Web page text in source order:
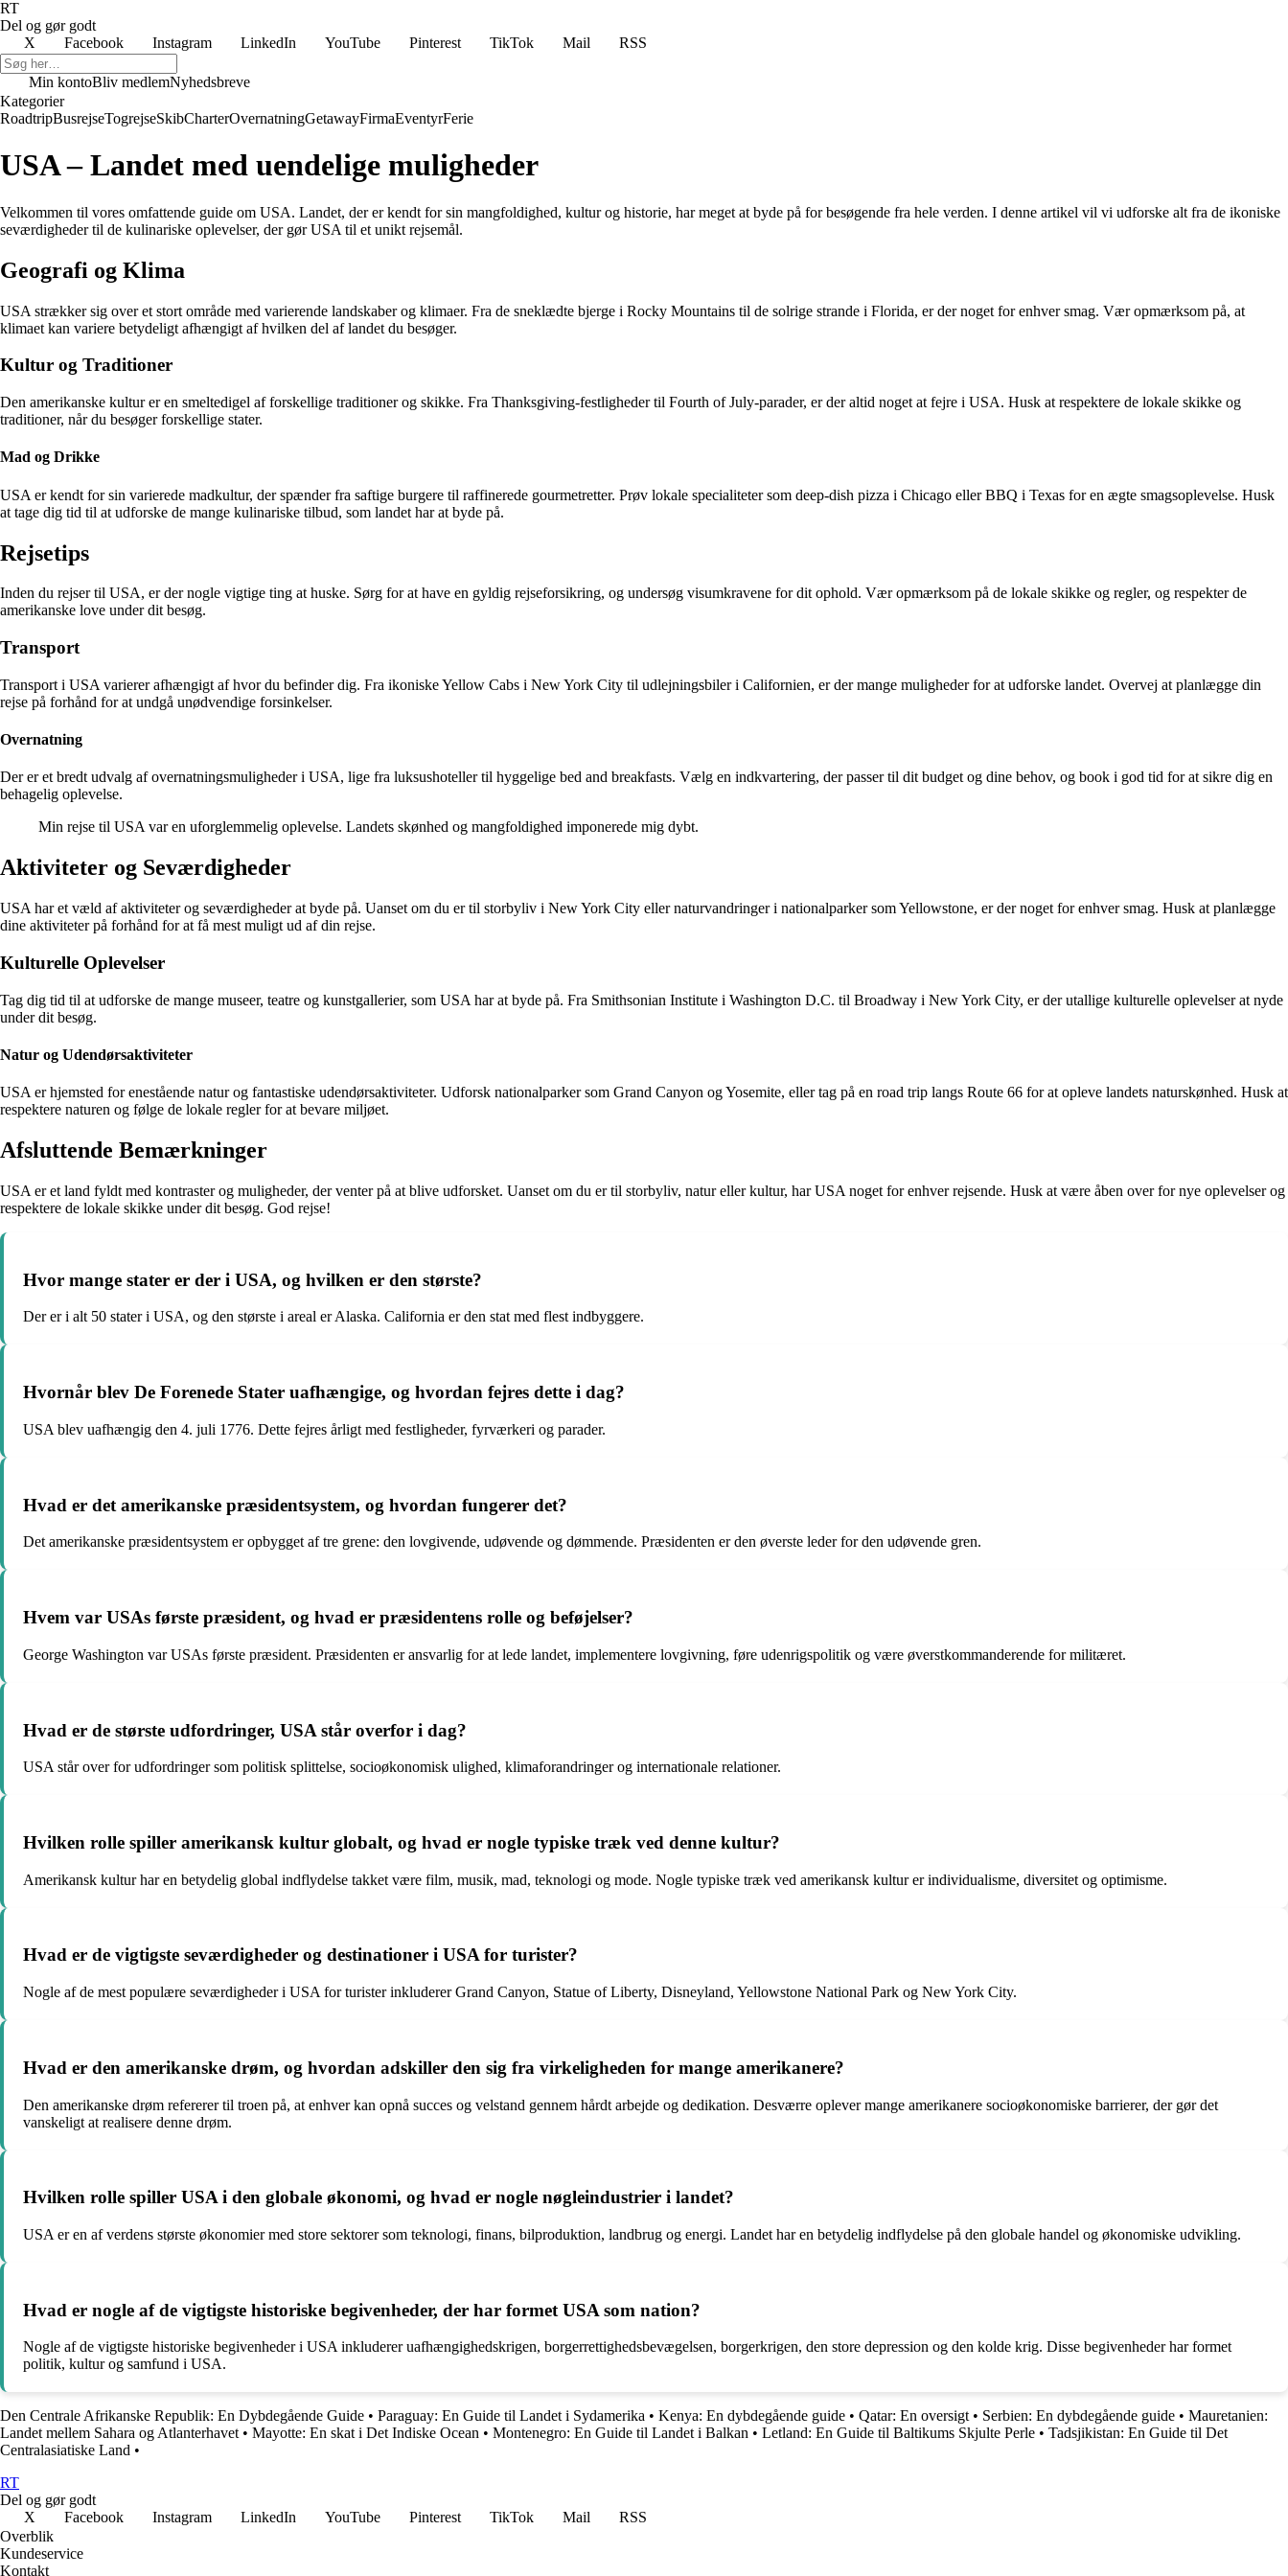
RT
Del og gør godt
X
Facebook Instagram LinkedIn YouTube Pinterest TikTok Mail RSS
Min kontoBliv medlemNyhedsbreve
Kategorier
RoadtripBusrejseTogrejseSkibCharterOvernatningGetawayFirmaEventyrFerie
USA – Landet med uendelige muligheder
Velkommen til vores omfattende guide om USA. Landet, der er kendt for sin mangfoldighed, kultur og historie, har meget at byde på for besøgende fra hele verden. I denne artikel vil vi udforske alt fra de ikoniske
seværdigheder til de kulinariske oplevelser, der gør USA til et unikt rejsemål.
Geografi og Klima
USA strækker sig over et stort område med varierende landskaber og klimaer. Fra de sneklædte bjerge i Rocky Mountains til de solrige strande i Florida, er der noget for enhver smag. Vær opmærksom på, at
klimaet kan variere betydeligt afhængigt af hvilken del af landet du besøger.
Kultur og Traditioner
Den amerikanske kultur er en smeltedigel af forskellige traditioner og skikke. Fra Thanksgiving-festligheder til Fourth of July-parader, er der altid noget at fejre i USA. Husk at respektere de lokale skikke og
traditioner, når du besøger forskellige stater.
Mad og Drikke
USA er kendt for sin varierede madkultur, der spænder fra saftige burgere til raffinerede gourmetretter. Prøv lokale specialiteter som deep-dish pizza i Chicago eller BBQ i Texas for en ægte smagsoplevelse. Husk
at tage dig tid til at udforske de mange kulinariske tilbud, som landet har at byde på.
Rejsetips
Inden du rejser til USA, er der nogle vigtige ting at huske. Sørg for at have en gyldig rejseforsikring, og undersøg visumkravene for dit ophold. Vær opmærksom på de lokale skikke og regler, og respekter de
amerikanske love under dit besøg.
Transport
Transport i USA varierer afhængigt af hvor du befinder dig. Fra ikoniske Yellow Cabs i New York City til udlejningsbiler i Californien, er der mange muligheder for at udforske landet. Overvej at planlægge din
rejse på forhånd for at undgå unødvendige forsinkelser.
Overnatning
Der er et bredt udvalg af overnatningsmuligheder i USA, lige fra luksushoteller til hyggelige bed and breakfasts. Vælg en indkvartering, der passer til dit budget og dine behov, og book i god tid for at sikre dig en
behagelig oplevelse.
Min rejse til USA var en uforglemmelig oplevelse. Landets skønhed og mangfoldighed imponerede mig dybt.
Aktiviteter og Seværdigheder
USA har et væld af aktiviteter og seværdigheder at byde på. Uanset om du er til storbyliv i New York City eller naturvandringer i nationalparker som Yellowstone, er der noget for enhver smag. Husk at planlægge
dine aktiviteter på forhånd for at få mest muligt ud af din rejse.
Kulturelle Oplevelser
Tag dig tid til at udforske de mange museer, teatre og kunstgallerier, som USA har at byde på. Fra Smithsonian Institute i Washington D.C. til Broadway i New York City, er der utallige kulturelle oplevelser at nyde
under dit besøg.
Natur og Udendørsaktiviteter
USA er hjemsted for enestående natur og fantastiske udendørsaktiviteter. Udforsk nationalparker som Grand Canyon og Yosemite, eller tag på en road trip langs Route 66 for at opleve landets naturskønhed. Husk at
respektere naturen og følge de lokale regler for at bevare miljøet.
Afsluttende Bemærkninger
USA er et land fyldt med kontraster og muligheder, der venter på at blive udforsket. Uanset om du er til storbyliv, natur eller kultur, har USA noget for enhver rejsende. Husk at være åben over for nye oplevelser og
respektere de lokale skikke under dit besøg. God rejse!
Hvor mange stater er der i USA, og hvilken er den største?
Der er i alt 50 stater i USA, og den største i areal er Alaska. California er den stat med flest indbyggere.
Hvornår blev De Forenede Stater uafhængige, og hvordan fejres dette i dag?
USA blev uafhængig den 4. juli 1776. Dette fejres årligt med festligheder, fyrværkeri og parader.
Hvad er det amerikanske præsidentsystem, og hvordan fungerer det?
Det amerikanske præsidentsystem er opbygget af tre grene: den lovgivende, udøvende og dømmende. Præsidenten er den øverste leder for den udøvende gren.
Hvem var USAs første præsident, og hvad er præsidentens rolle og beføjelser?
George Washington var USAs første præsident. Præsidenten er ansvarlig for at lede landet, implementere lovgivning, føre udenrigspolitik og være øverstkommanderende for militæret.
Hvad er de største udfordringer, USA står overfor i dag?
USA står over for udfordringer som politisk splittelse, socioøkonomisk ulighed, klimaforandringer og internationale relationer.
Hvilken rolle spiller amerikansk kultur globalt, og hvad er nogle typiske træk ved denne kultur?
Amerikansk kultur har en betydelig global indflydelse takket være film, musik, mad, teknologi og mode. Nogle typiske træk ved amerikansk kultur er individualisme, diversitet og optimisme.
Hvad er de vigtigste seværdigheder og destinationer i USA for turister?
Nogle af de mest populære seværdigheder i USA for turister inkluderer Grand Canyon, Statue of Liberty, Disneyland, Yellowstone National Park og New York City.
Hvad er den amerikanske drøm, og hvordan adskiller den sig fra virkeligheden for mange amerikanere?
Den amerikanske drøm refererer til troen på, at enhver kan opnå succes og velstand gennem hårdt arbejde og dedikation. Desværre oplever mange amerikanere socioøkonomiske barrierer, der gør det
vanskeligt at realisere denne drøm.
Hvilken rolle spiller USA i den globale økonomi, og hvad er nogle nøgleindustrier i landet?
USA er en af verdens største økonomier med store sektorer som teknologi, finans, bilproduktion, landbrug og energi. Landet har en betydelig indflydelse på den globale handel og økonomiske udvikling.
Hvad er nogle af de vigtigste historiske begivenheder, der har formet USA som nation?
Nogle af de vigtigste historiske begivenheder i USA inkluderer uafhængighedskrigen, borgerrettighedsbevægelsen, borgerkrigen, den store depression og den kolde krig. Disse begivenheder har formet
politik, kultur og samfund i USA.
Den Centrale Afrikanske Republik: En Dybdegående Guide • Paraguay: En Guide til Landet i Sydamerika • Kenya: En dybdegående guide • Qatar: En oversigt• Serbien: En dybdegående guide • Mauretanien:
Landet mellem Sahara og Atlanterhavet• Mayotte: En skat i Det Indiske Ocean • Montenegro: En Guide til Landet i Balkan • Letland: En Guide til Baltikums Skjulte Perle • Tadsjikistan: En Guide til Det
Centralasiatiske Land •
RT
Del og gør godt
X
Facebook Instagram LinkedIn YouTube Pinterest TikTok Mail
RSS
Overblik
Kundeservice
Kontakt